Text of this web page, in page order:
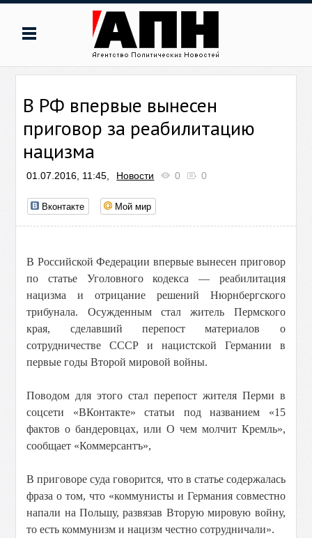
В РФ впервые вынесен
приговор за реабилитацию
нацизма
01.07.2016, 11:45, Новости 0 0
Вконтакте Мой мир
В Российской Федерации впервые вынесен приговор
по статье Уголовного кодекса — реабилитация
нацизма и отрицание решений Нюрнбергского
трибунала. Осужденным стал житель Пермского
края, сделавший перепост материалов о
сотрудничестве СССР и нацистской Германии в
первые годы Второй мировой войны.
Поводом для этого стал перепост жителя Перми в
соцсети «ВКонтакте» статьи под названием «15
фактов о бандеровцах, или О чем молчит Кремль»,
сообщает «Коммерсантъ»,
В приговоре суда говорится, что в статье содержалась
фраза о том, что «коммунисты и Германия совместно
напали на Польшу, развязав Вторую мировую войну,
то есть коммунизм и нацизм честно сотрудничали».